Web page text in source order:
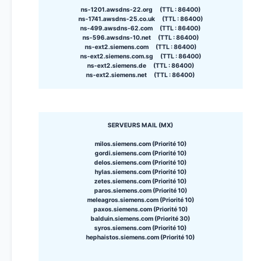
ns-1201.awsdns-22.org (TTL : 86400)
ns-1741.awsdns-25.co.uk (TTL : 86400)
ns-499.awsdns-62.com (TTL : 86400)
ns-596.awsdns-10.net (TTL : 86400)
ns-ext2.siemens.com (TTL : 86400)
ns-ext2.siemens.com.sg (TTL : 86400)
ns-ext2.siemens.de (TTL : 86400)
ns-ext2.siemens.net (TTL : 86400)
SERVEURS MAIL (MX)
milos.siemens.com (Priorité 10)
gordi.siemens.com (Priorité 10)
delos.siemens.com (Priorité 10)
hylas.siemens.com (Priorité 10)
zetes.siemens.com (Priorité 10)
paros.siemens.com (Priorité 10)
meleagros.siemens.com (Priorité 10)
paxos.siemens.com (Priorité 10)
balduin.siemens.com (Priorité 30)
syros.siemens.com (Priorité 10)
hephaistos.siemens.com (Priorité 10)